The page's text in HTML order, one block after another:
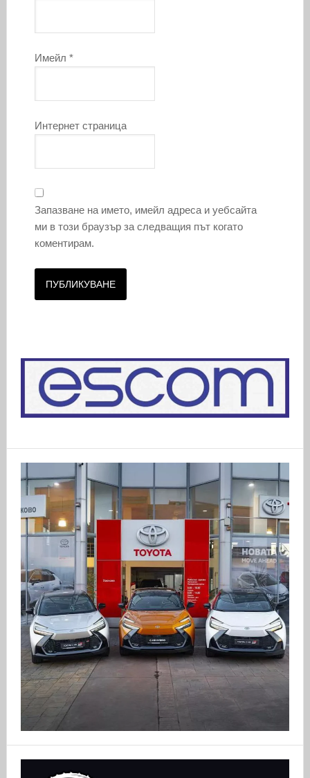
Имейл *
Интернет страница
Запазване на името, имейл адреса и уебсайта
ми в този браузър за следващия път когато
коментирам.